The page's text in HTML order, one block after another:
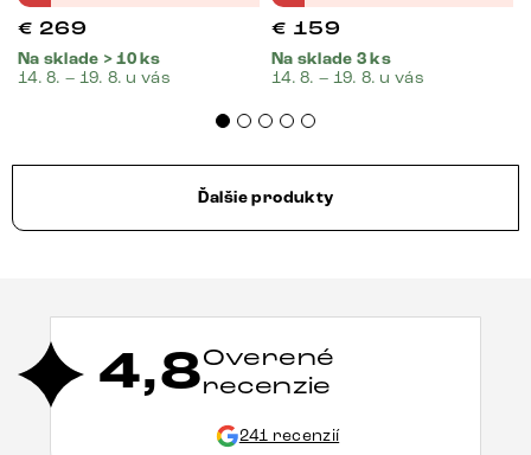
€ 269
Na sklade > 10 ks
14. 8. – 19. 8. u vás
€ 159
Na sklade 3 ks
14. 8. – 19. 8. u vás
Ďalšie produkty
4,8Overené
recenzie
241 recenzií